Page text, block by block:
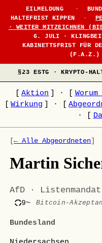
EILMELDUNG ·
HALTEFRIST KIPPEN
·
· WEITER MITZEICHNEN
6. JULI ·
KABINETTSFRIST FÜR
(F.A.Z.)
§23 ESTG · KRYPTO-
Aktion ·
Wirkung ·
·
[← Alle Abgeordneten]
Martin
AfD ·
9~ Bitcoin-
Bundesland